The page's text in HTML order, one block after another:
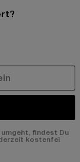
findest Du
kostenfei